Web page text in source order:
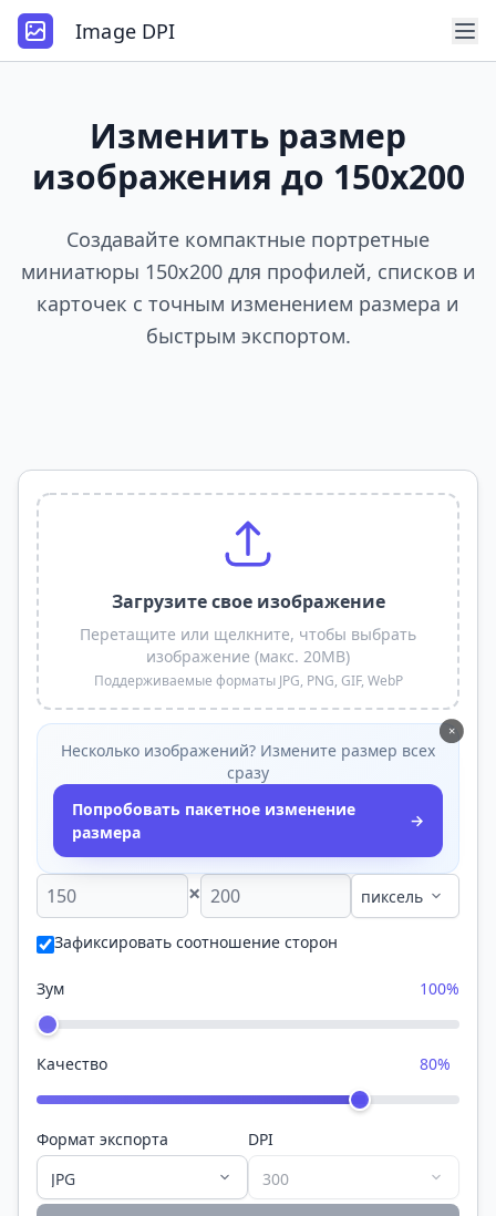
Image DPI
Изменить размер
изображения до 150x200
Создавайте компактные портретные
миниатюры 150x200 для профилей, списков и
карточек с точным изменением размера и
быстрым экспортом.
Загрузите свое изображение
Перетащите или щелкните, чтобы выбрать
изображение (макс. 20MB)
Поддерживаемые форматы JPG, PNG, GIF, WebP
×
Несколько изображений? Измените размер всех
сразу
Попробовать пакетное изменение
размера
→
×
Зафиксировать соотношение сторон
Зум 100%
Качество 80%
Формат экспорта DPI